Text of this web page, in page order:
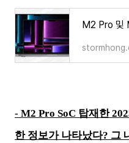
- M2 Pro SoC 탑재한
한 정보가 나타났다? 그